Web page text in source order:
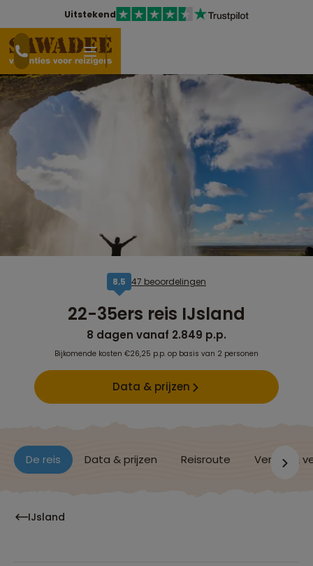
Uitstekend
8,5 47 beoordelingen
22-35ers reis IJsland
8 dagen vanaf 2.849 p.p.
Bijkomende kosten €26,25 p.p. op basis van 2 personen
Data & prijzen
De reis Data & prijzen Reisroute Verblijf &
IJsland